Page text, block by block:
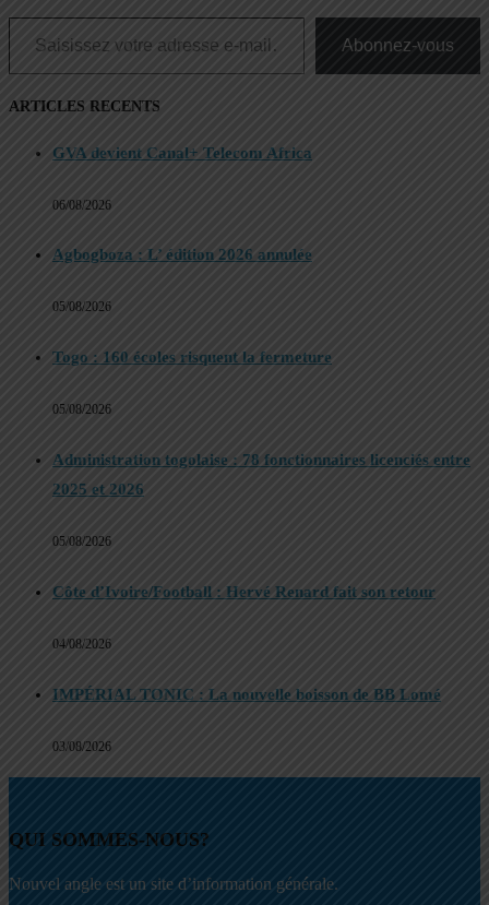
Saisissez votre adresse e-mail…
Abonnez-vous
ARTICLES RECENTS
GVA devient Canal+ Telecom Africa
06/08/2026
Agbogboza : L’ édition 2026 annulée
05/08/2026
Togo : 160 écoles risquent la fermeture
05/08/2026
Administration togolaise : 78 fonctionnaires licenciés entre
2025 et 2026
05/08/2026
Côte d’Ivoire/Football : Hervé Renard fait son retour
04/08/2026
IMPÉRIAL TONIC : La nouvelle boisson de BB Lomé
03/08/2026
QUI SOMMES-NOUS?
Nouvel angle est un site d’information générale.